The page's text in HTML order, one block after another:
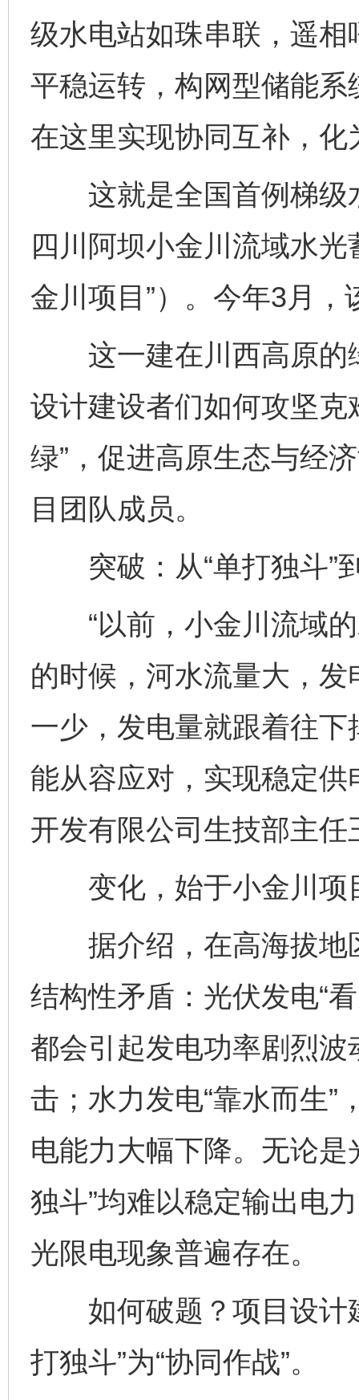
级水电站如珠串联，遥
平稳运转，构网型储能
在这里实现协同互补，
这就是全国首例梯级
四川阿坝小金川流域水
金川项目”）。今年3月，
这一建在川西高原的
设计建设者们如何攻坚克
绿”，促进高原生态与经
目团队成员。
突破：从“单打独斗”到
“以前，小金川流域的
的时候，河水流量大，
一少，发电量就跟着往
能从容应对，实现稳定供
开发有限公司生技部主任
变化，始于小金川项
据介绍，在高海拔地
结构性矛盾：光伏发电“
都会引起发电功率剧烈
击；水力发电“靠水而生”
电能力大幅下降。无论
独斗”均难以稳定输出电
光限电现象普遍存在。
如何破题？项目设计
打独斗”为“协同作战”。